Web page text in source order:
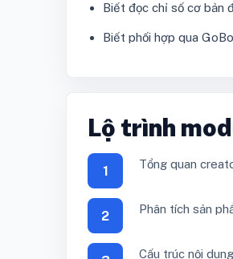
Biết đọc chỉ số cơ bản
Biết phối hợp qua
Lộ trình
1 Tổng quan
2 Phân tích sản
Cấu trúc nội